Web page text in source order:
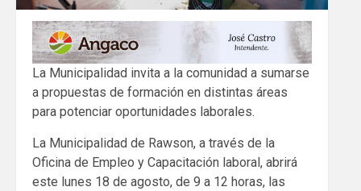
La Municipalidad invita a la comunidad a sumarse
a propuestas de formación en distintas áreas
para potenciar oportunidades laborales.
La Municipalidad de Rawson, a través de la
Oficina de Empleo y Capacitación laboral, abrirá
este lunes 18 de agosto, de 9 a 12 horas, las